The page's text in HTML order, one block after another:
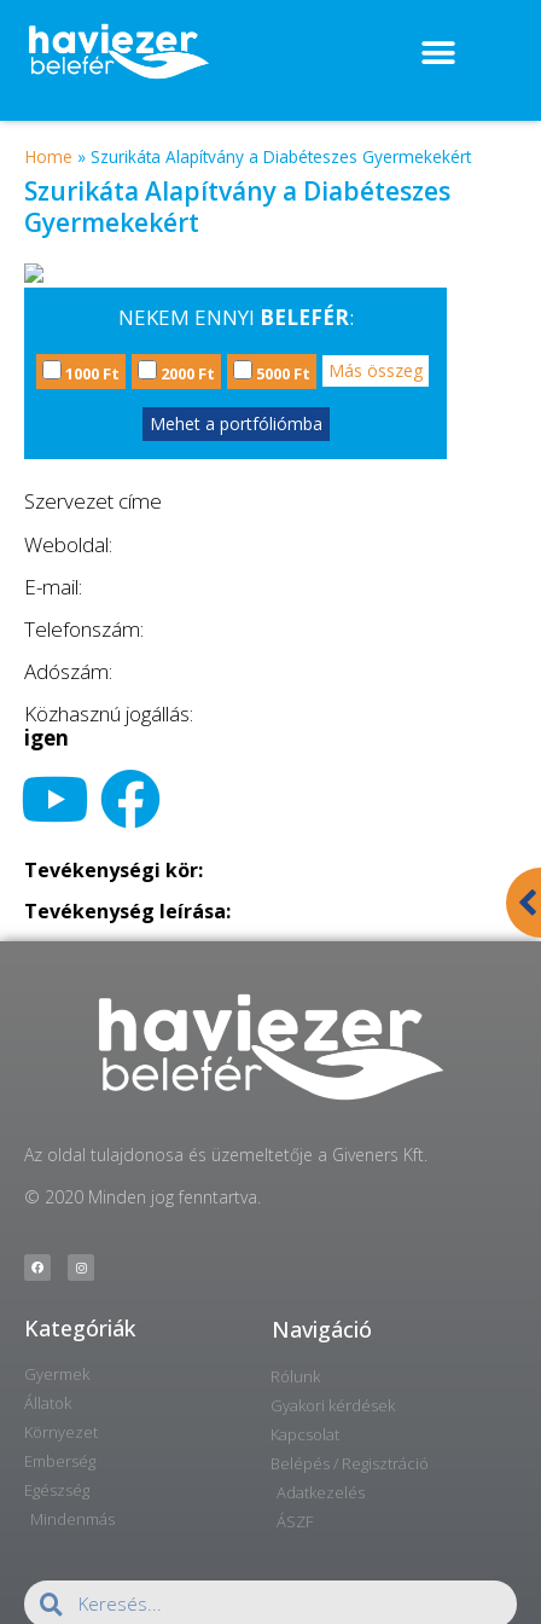
Home » Szurikáta Alapítvány a Diabéteszes Gyermekekért
Szurikáta Alapítvány a Diabéteszes
Gyermekekért
NEKEM ENNYI BELEFÉR:
1000 Ft 2000 Ft 5000 Ft Más összeg
Mehet a portfóliómba
Szervezet címe
Weboldal:
E-mail:
Telefonszám:
Adószám:
Közhasznú jogállás:
igen
Tevékenységi kör:
Tevékenység leírása:
Az oldal tulajdonosa és üzemeltetője a Giveners Kft.
© 2020 Minden jog fenntartva.
Kategóriák
Gyermek
Állatok
Környezet
Emberség
Egészség
Mindenmás
Navigáció
Rólunk
Gyakori kérdések
Kapcsolat
Belépés / Regisztráció
Adatkezelés
ÁSZF